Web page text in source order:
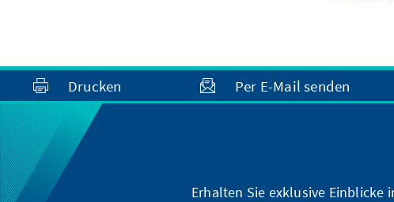
Drucken Per E-Mail senden
Erhalten Sie exklusive